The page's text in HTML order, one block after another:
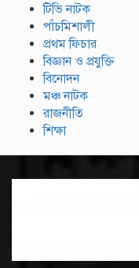
টিভি নাটক
পাঁচমিশালী
প্রথম ফিচার
বিজ্ঞান ও প্রযুক্তি
বিনোদন
মঞ্চ নাটক
রাজনীতি
শিক্ষা